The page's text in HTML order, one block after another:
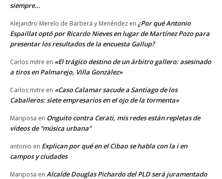
siempre…
Alejandro Merelo de Barberá y Menéndez en ¿Por qué Antonio
Espaillat optó por Ricardo Nieves en lugar de Martínez Pozo para
presentar los resultados de la encuesta Gallup?
Carlos mitre en «El trágico destino de un árbitro gallero: asesinado
a tiros en Palmarejo, Villa González»
Carlos mitre en «Caso Calamar sacude a Santiago de los
Caballeros: siete empresarios en el ojo de la tormenta»
Mariposa en Onguito contra Cerati, mis redes están repletas de
vídeos de “música urbana”
antonio en Explican por qué en el Cibao se habla con la i en
campos y ciudades
Mariposa en Alcalde Douglas Pichardo del PLD será juramentado